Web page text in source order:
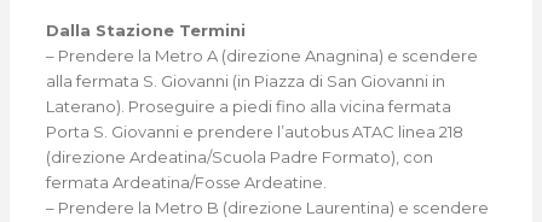
Dalla Stazione Termini
– Prendere la Metro A (direzione Anagnina) e scendere
alla fermata S. Giovanni (in Piazza di San Giovanni in
Laterano). Proseguire a piedi fino alla vicina fermata
Porta S. Giovanni e prendere l’autobus ATAC linea 218
(direzione Ardeatina/Scuola Padre Formato), con
fermata Ardeatina/Fosse Ardeatine.
– Prendere la Metro B (direzione Laurentina) e scendere